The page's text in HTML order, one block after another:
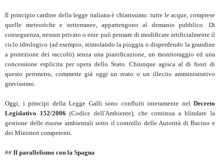
Il principio cardine della legge italiana è chiarissimo: tutte le acque, comprese
quelle meteoriche e sotterranee, appartengono al demanio pubblico. Di
conseguenza, nessun privato o ente può pensare di modificare artificialmente il
ciclo idrologico (ad esempio, stimolando la pioggia o disperdendo la grandine
a protezione dei raccolti) senza una pianificazione, un monitoraggio ed una
concessione esplicita per opera dello Stato. Chiunque agisca al di fuori di
questo perimetro, commette già oggi un reato o un illecito amministrativo
gravissimo.
Oggi, i principi della Legge Galli sono confluiti interamente nel Decreto
Legislativo 152/2006 (Codice dell'Ambiente), che continua a blindare la
gestione delle risorse ambientali sotto il controllo delle Autorità di Bacino e
dei Ministeri competenti.
## Il parallelismo con la Spagna